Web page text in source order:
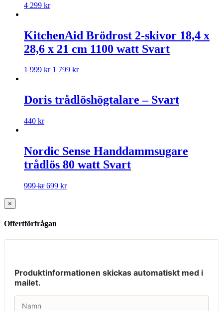
4 299 kr
KitchenAid Brödrost 2-skivor 18,4 x
28,6 x 21 cm 1100 watt Svart
1 999kr 1 799 kr
Doris trådlöshögtalare – Svart
440 kr
Nordic Sense Handdammsugare
trådlös 80 watt Svart
999kr 699 kr
×
Offertförfrågan
Produktinformationen skickas automatiskt med i
mailet.